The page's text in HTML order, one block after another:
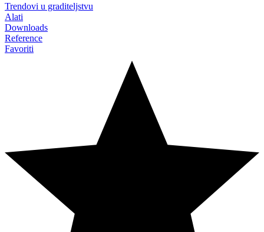
Trendovi u graditeljstvu
Alati
Downloads
Reference
Favoriti